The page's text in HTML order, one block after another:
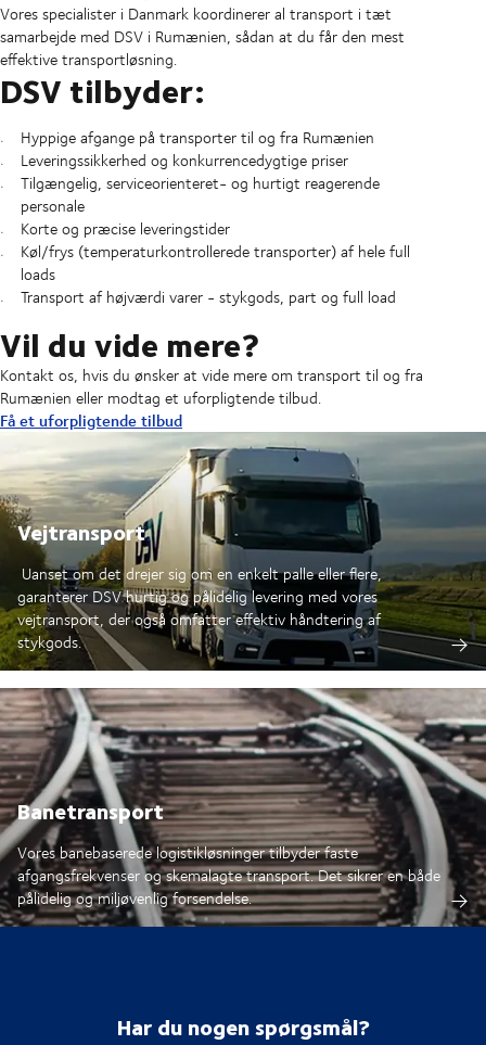
Vores specialister i Danmark koordinerer al transport i tæt
samarbejde med DSV i Rumænien, sådan at du får den mest
effektive transportløsning.
DSV tilbyder:
Hyppige afgange på transporter til og fra Rumænien
Leveringssikkerhed og konkurrencedygtige priser
Tilgængelig, serviceorienteret- og hurtigt reagerende
personale
Korte og præcise leveringstider
Køl/frys (temperaturkontrollerede transporter) af hele full
loads
Transport af højværdi varer - stykgods, part og full load
Vil du vide mere?
Kontakt os, hvis du ønsker at vide mere om transport til og fra
Rumænien eller modtag et uforpligtende tilbud.
Få et uforpligtende tilbud
Vejtransport
Uanset om det drejer sig om en enkelt palle eller flere,
garanterer DSV hurtig og pålidelig levering med vores
vejtransport, der også omfatter effektiv håndtering af
stykgods.
Banetransport
Vores banebaserede logistikløsninger tilbyder faste
afgangsfrekvenser og skemalagte transport. Det sikrer en både
pålidelig og miljøvenlig forsendelse.
Har du nogen spørgsmål?